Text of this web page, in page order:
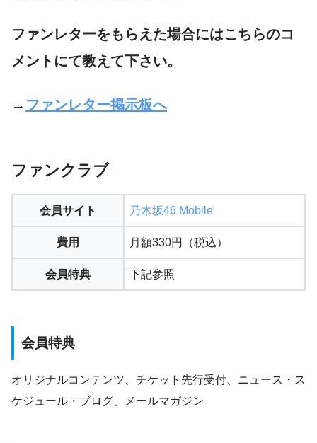
ファンレターをもらえた場合にはこちらのコ
メントにて教えて下さい。
→ ファンレター掲示板へ
ファンクラブ
会員サイト 乃木坂46 Mobile
費用 月額330円（税込）
会員特典 下記参照
会員特典
オリジナルコンテンツ、チケット先行受付、ニュース・ス
ケジュール・ブログ、メールマガジン